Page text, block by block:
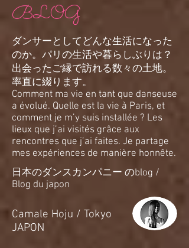
BLOG
ダンサーとしてどんな生活になった
のか。パリの生活や暮らしぶりは？
出会ったご縁で訪れる数々の土地。
率直に綴ります。
Comment ma vie en tant que danseuse
a évolué. Quelle est la vie à Paris, et
comment je m’y suis installée ? Les
lieux que j’ai visités grâce aux
rencontres que j’ai faites. Je partage
mes expériences de manière honnête.
日本のダンスカンパニー のblog /
Blog du japon
​Camale Hoju / Tokyo
JAPON